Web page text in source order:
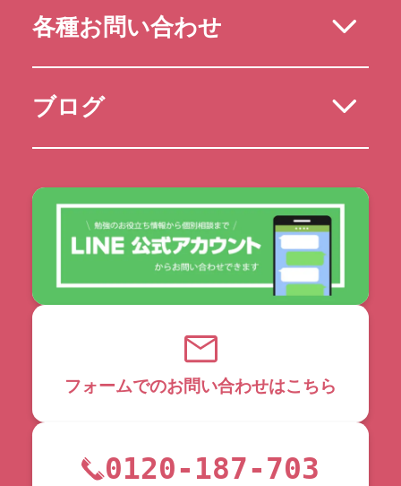
各種お問い合わせ
ブログ
フォームでのお問い合わせはこちら
0120-187-703